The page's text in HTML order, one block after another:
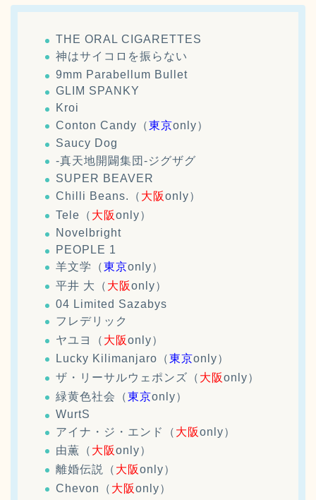
THE ORAL CIGARETTES
神はサイコロを振らない
9mm Parabellum Bullet
GLIM SPANKY
Kroi
Conton Candy（東京only）
Saucy Dog
-真天地開闢集団-ジグザグ
SUPER BEAVER
Chilli Beans.（ 大阪only）
Tele（ 大阪only）
Novelbright
PEOPLE 1
羊文学（東京only）
平井 大（ 大阪only）
04 Limited Sazabys
フレデリック
ヤユヨ（ 大阪only）
Lucky Kilimanjaro（東京only）
ザ・リーサルウェポンズ（ 大阪only）
緑黄色社会（東京only）
WurtS
アイナ・ジ・エンド（ 大阪only）
由薫（ 大阪only）
離婚伝説（ 大阪only）
Chevon（ 大阪only）